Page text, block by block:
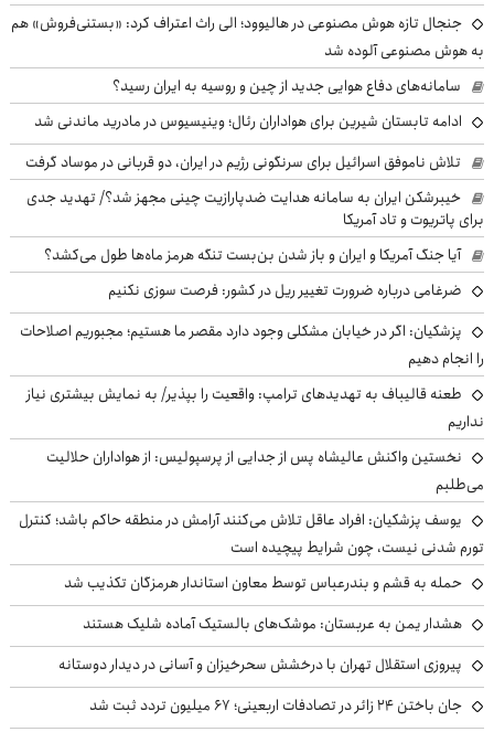
جنجال تازه هوش مصنوعی در هالیوود؛ الی راث اعتراف کرد: «بستنی‌فروش» هم
به هوش مصنوعی آلوده شد
سامانه‌های دفاع هوایی جدید از چین و روسیه به ایران رسید؟
ادامه تابستان شیرین برای هواداران رئال؛ وینیسیوس در مادرید ماندنی شد
تلاش ناموفق اسرائیل برای سرنگونی رژیم در ایران، دو قربانی در موساد گرفت
خیبرشکن ایران به سامانه هدایت ضدپارازیت چینی مجهز شد؟/ تهدید جدی
برای پاتریوت و تاد آمریکا
آیا جنگ آمریکا و ایران و باز شدن بن‌بست تنگه هرمز ماه‌ها طول می‌کشد؟
ضرغامی درباره ضرورت تغییر ریل در کشور: فرصت سوزی نکنیم
پزشکیان: اگر در خیابان مشکلی وجود دارد مقصر ما هستیم؛ مجبوریم اصلاحات
را انجام دهیم
طعنه قالیباف به تهدیدهای ترامپ: واقعیت را بپذیر/ به نمایش بیشتری نیاز
نداریم
نخستین واکنش عالیشاه پس از جدایی از پرسپولیس: از هواداران حلالیت
می‌طلبم
یوسف پزشکیان: افراد عاقل تلاش می‌کنند آرامش در منطقه حاکم باشد؛ کنترل
تورم شدنی نیست، چون شرایط پیچیده است
حمله به قشم و بندرعباس توسط معاون استاندار هرمزگان تکذیب شد
هشدار یمن به عربستان: موشک‌های بالستیک آماده شلیک هستند
پیروزی استقلال تهران با درخشش سحرخیزان و آسانی در دیدار دوستانه
جان باختن ۲۴ زائر در تصادفات اربعینی؛ ۶۷ میلیون تردد ثبت شد